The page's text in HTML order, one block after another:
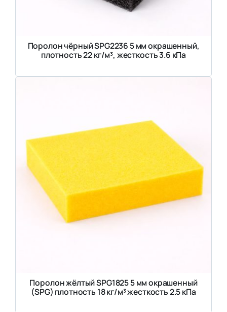
Поролон чёрный SPG2236 5 мм окрашенный,
плотность 22 кг/м³, жесткость 3.6 кПа
Поролон жёлтый SPG1825 5 мм окрашенный
(SPG) плотность 18 кг/м³ жесткость 2.5 кПа